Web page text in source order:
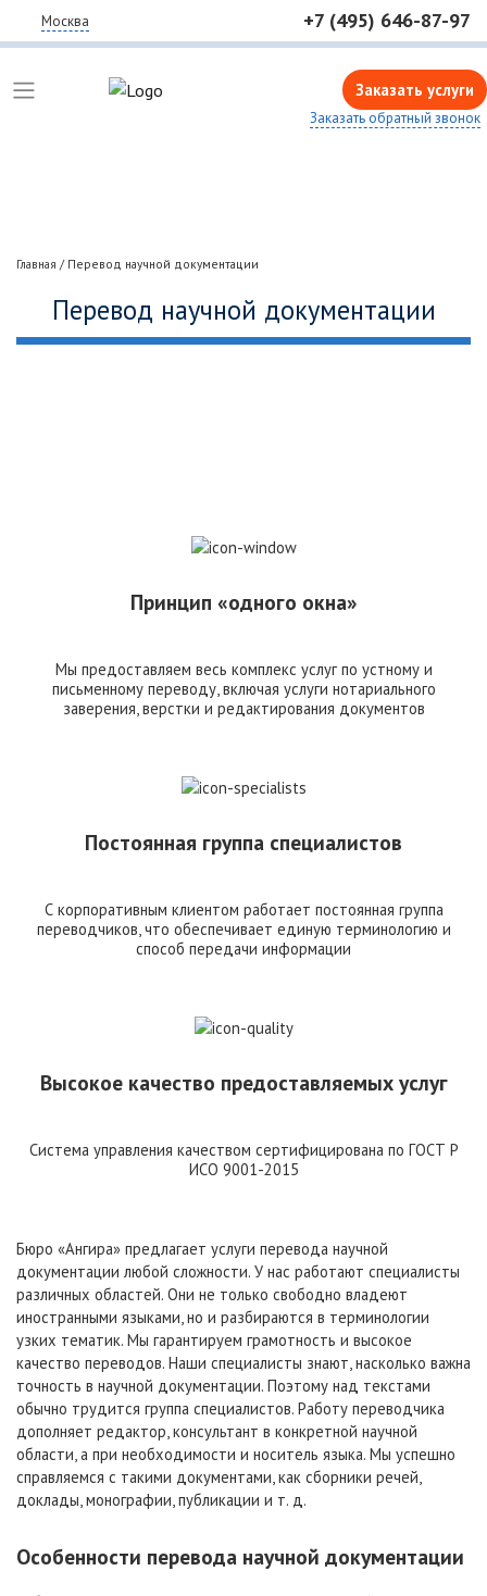
Москва +7 (495) 646-87-97
Заказать услуги
Заказать обратный звонок
Главная / Перевод научной документации
Перевод научной документации
Принцип «одного окна»
Мы предоставляем весь комплекс услуг по устному и
письменному переводу, включая услуги нотариального
заверения, верстки и редактирования документов
Постоянная группа специалистов
С корпоративным клиентом работает постоянная группа
переводчиков, что обеспечивает единую терминологию и
способ передачи информации
Высокое качество предоставляемых услуг
Система управления качеством сертифицирована по ГОСТ Р
ИСО 9001-2015
Бюро «Ангира» предлагает услуги перевода научной
документации любой сложности. У нас работают специалисты
различных областей. Они не только свободно владеют
иностранными языками, но и разбираются в терминологии
узких тематик. Мы гарантируем грамотность и высокое
качество переводов. Наши специалисты знают, насколько важна
точность в научной документации. Поэтому над текстами
обычно трудится группа специалистов. Работу переводчика
дополняет редактор, консультант в конкретной научной
области, а при необходимости и носитель языка. Мы успешно
справляемся с такими документами, как сборники речей,
доклады, монографии, публикации и т. д.
Особенности перевода научной документации